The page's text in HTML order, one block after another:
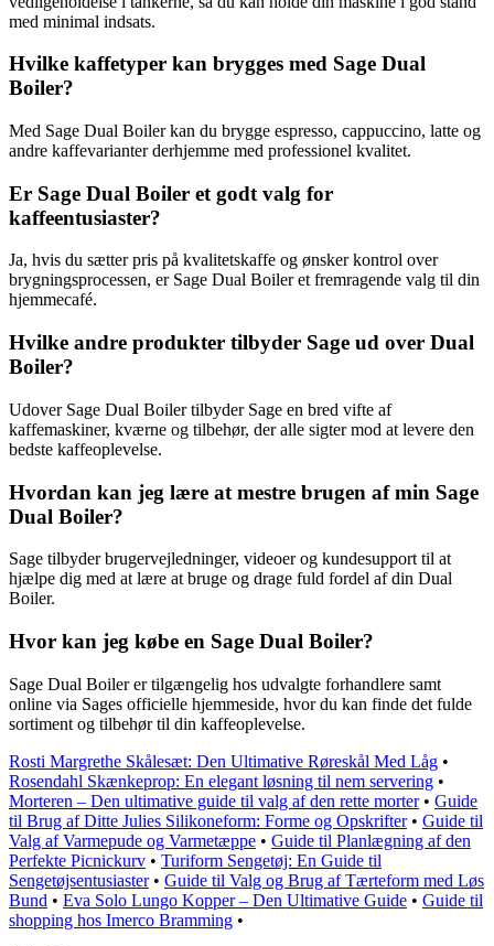
med minimal indsats.
Hvilke kaffetyper kan brygges med Sage Dual
Boiler?
Med Sage Dual Boiler kan du brygge espresso, cappuccino, latte og
andre kaffevarianter derhjemme med professionel kvalitet.
Er Sage Dual Boiler et godt valg for
kaffeentusiaster?
Ja, hvis du sætter pris på kvalitetskaffe og ønsker kontrol over
brygningsprocessen, er Sage Dual Boiler et fremragende valg til din
hjemmecafé.
Hvilke andre produkter tilbyder Sage ud over Dual
Boiler?
Udover Sage Dual Boiler tilbyder Sage en bred vifte af
kaffemaskiner, kværne og tilbehør, der alle sigter mod at levere den
bedste kaffeoplevelse.
Hvordan kan jeg lære at mestre brugen af min Sage
Dual Boiler?
Sage tilbyder brugervejledninger, videoer og kundesupport til at
hjælpe dig med at lære at bruge og drage fuld fordel af din Dual
Boiler.
Hvor kan jeg købe en Sage Dual Boiler?
Sage Dual Boiler er tilgængelig hos udvalgte forhandlere samt
online via Sages officielle hjemmeside, hvor du kan finde det fulde
sortiment og tilbehør til din kaffeoplevelse.
Rosti Margrethe Skålesæt: Den Ultimative Røreskål Med Låg •
Rosendahl Skænkeprop: En elegant løsning til nem servering •
Morteren – Den ultimative guide til valg af den rette morter• Guide
til Brug af Ditte Julies Silikoneform: Forme og Opskrifter• Guide til
Valg af Varmepude og Varmetæppe • Guide til Planlægning af den
Perfekte Picnickurv • Turiform Sengetøj: En Guide til
Sengetøjsentusiaster• Guide til Valg og Brug af Tærteform med Løs
Bund • Eva Solo Lungo Kopper – Den Ultimative Guide • Guide til
shopping hos Imerco Bramming •